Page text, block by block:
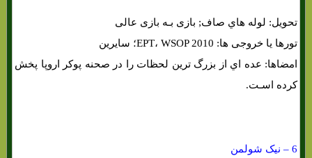
تحویل: لوله هاي‌ صاف; بازی بـه بازی عالی
تورها یا خروجی ها: EPT، WSOP 2010؛ سایرین
امضاها: عده اي از بزرگ ترین لحظات را در صحنه پوکر اروپا پخش
کرده اسـت.
6 – نیک شولمن